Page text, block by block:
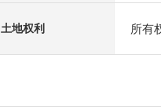
土地权利 所有